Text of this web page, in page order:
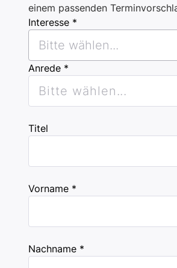
einem passenden
Interesse *
Bitte wählen...
Anrede *
Bitte wählen...
Titel
Vorname *
Nachname *